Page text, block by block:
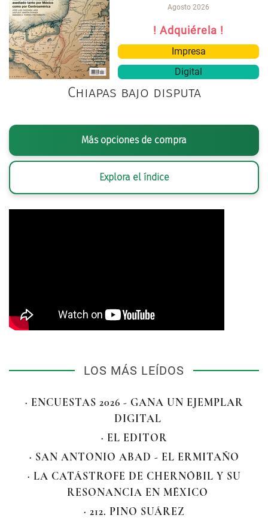
Agosto 2026
! Adquiérela !
Impresa
Digital
Chiapas bajo disputa
Más opciones de compra
Explora el índice
LOS MÁS LEÍDOS
· ENCUESTAS 2026 - GANA UN EJEMPLAR
DIGITAL
· EL EDITOR
· SAN ANTONIO ABAD - EL ERMITAÑO
· LA CATÁSTROFE DE CHERNÓBIL Y SU
RESONANCIA EN MÉXICO
· 212. PINO SUÁREZ